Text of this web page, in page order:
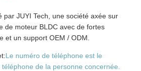
par JUYI Tech, une société axée sur
de moteur BLDC avec de fortes
et un support OEM / ODM.
Le numéro de téléphone est le
de la personne concernée.